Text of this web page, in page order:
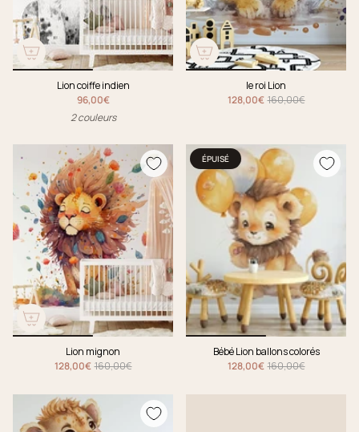
Lion coiffe indien
96,00€
2 couleurs
le roi Lion
128,00€ 160,00€
Lion mignon
128,00€ 160,00€
ÉPUISÉ
Bébé Lion ballons colorés
128,00€ 160,00€